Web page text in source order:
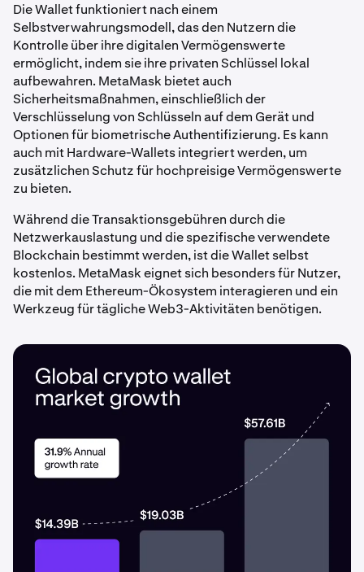
Die Wallet funktioniert nach einem
Selbstverwahrungsmodell, das den Nutzern die
Kontrolle über ihre digitalen Vermögenswerte
ermöglicht, indem sie ihre privaten Schlüssel lokal
aufbewahren. MetaMask bietet auch
Sicherheitsmaßnahmen, einschließlich der
Verschlüsselung von Schlüsseln auf dem Gerät und
Optionen für biometrische Authentifizierung. Es kann
auch mit Hardware-Wallets integriert werden, um
zusätzlichen Schutz für hochpreisige Vermögenswerte
zu bieten.
Während die Transaktionsgebühren durch die
Netzwerkauslastung und die spezifische verwendete
Blockchain bestimmt werden, ist die Wallet selbst
kostenlos. MetaMask eignet sich besonders für Nutzer,
die mit dem Ethereum-Ökosystem interagieren und ein
Werkzeug für tägliche Web3-Aktivitäten benötigen.